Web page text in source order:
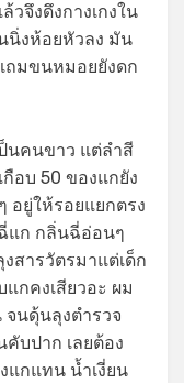
วจึงดึงกางเกงใน
นิ่งห้อยหัวลง มัน
ถมขนหมอยยังดก
นคนขาว แต่ลำสี
อบ 50 ของแกยัง
อยู่ให้รอยแยกตรง
แก กลิ่นฉี่อ่อนๆ
สารวัตรมาแต่เด็ก
กคงเสียวอะ ผม
จนดุ้นลุงตำรวจ
บปาก เลยต้อง
แกแทน น้ำเงี่ยน